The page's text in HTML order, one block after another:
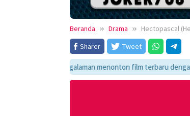
Beranda Drama
Hectopascal
Sharer
Tweet
pengalaman menonton film terbaru dengan